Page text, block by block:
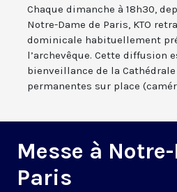
Chaque dimanche à 18h30,
Notre-Dame de Paris, KTO
dominicale habituellement
l’archevêque. Cette diffusion
bienveillance de la
permanentes sur place
Messe à
Paris